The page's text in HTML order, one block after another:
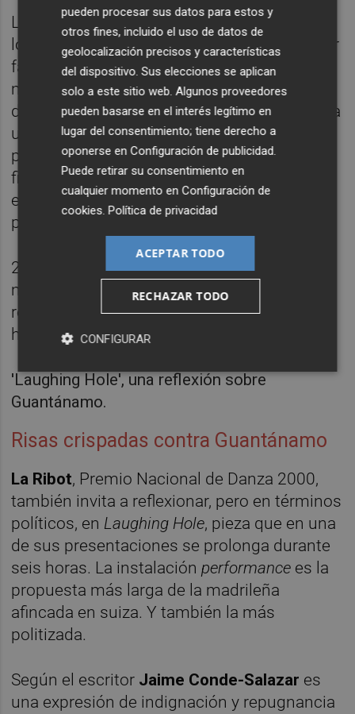
La obra arranca con una voz que conmina a
los espectadores: “Apaguen sus móviles, por
favor. Buenas tardes, buenas noches, buena
mañana, buen día y hasta mañana”. A partir
de esta introducción, la audiencia se aboca a
una orgía de belleza, exceso y locura que
pretende recrear las sensaciones que las
fiestas dionisíacas griegas desencadenaban
en el siglo VI antes de Cristo con sus
parrandas de tres días.
27 intérpretes entre actores, bailarines y
músicos, conminan a la vigilia con “una
reflexión sobre la catarsis en la sociedad de
hoy”.
'Laughing Hole', una reflexión sobre
Guantánamo.
Risas crispadas contra Guantánamo
La Ribot, Premio Nacional de Danza 2000,
también invita a reflexionar, pero en términos
políticos, en Laughing Hole, pieza que en una
de sus presentaciones se prolonga durante
seis horas. La instalación performance es la
propuesta más larga de la madrileña
afincada en suiza. Y también la más
politizada.
Según el escritor Jaime Conde-Salazar es
una expresión de indignación y repugnancia
pueden procesar sus datos para estos y
otros fines, incluido el uso de datos de
geolocalización precisos y características
del dispositivo. Sus elecciones se aplican
solo a este sitio web. Algunos proveedores
pueden basarse en el interés legítimo en
lugar del consentimiento; tiene derecho a
oponerse enConfiguración de publicidad
Puede retirar su consentimiento en
cualquier momento enConfiguración de
cookies .Política de privacidad
ACEPTAR TODO
RECHAZAR TODO
CONFIGURAR